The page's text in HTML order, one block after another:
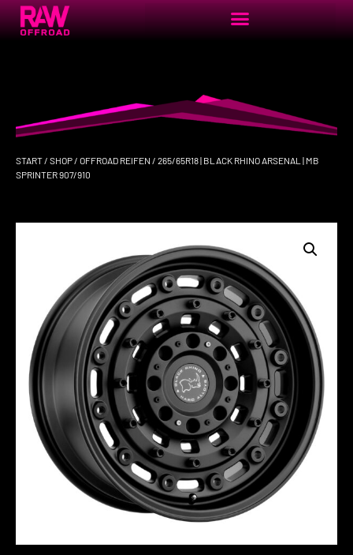
START / SHOP / OFFROAD REIFEN / 265/65R18 | BLACK RHINO ARSENAL | MB
SPRINTER 907/910